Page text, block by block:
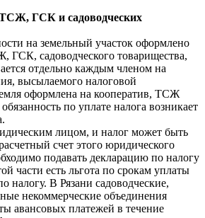
ГСК и садоводческих
на земельный участок оформлено
ГСК, садоводческого товарищества,
отдельно каждым членом на
высылаемого налоговой
оформлена на кооператив, ТСЖ
по уплате налога возникает
лицом, и налог может быть
счет этого юридического
подавать декларацию по налогу
части есть льгота по срокам уплаты
налогу. В Рязани садоводческие,
некоммерческие объединения
авансовых платежей в течение